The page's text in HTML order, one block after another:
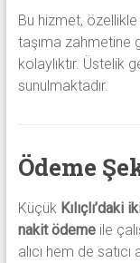
Bu hizmet,
taşıma zahmetine
kolaylıktır. Üstelik
sunulmaktadır.
Ödeme
Küçük Kılıçlı’daki
nakit ödemeile
alıcı hem de